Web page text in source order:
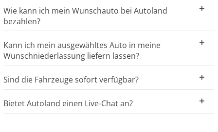
Wie kann ich mein Wunschauto bei Autoland
bezahlen?
Kann ich mein ausgewähltes Auto in meine
Wunschniederlassung liefern lassen?
Sind die Fahrzeuge sofort verfügbar?
Bietet Autoland einen Live-Chat an?